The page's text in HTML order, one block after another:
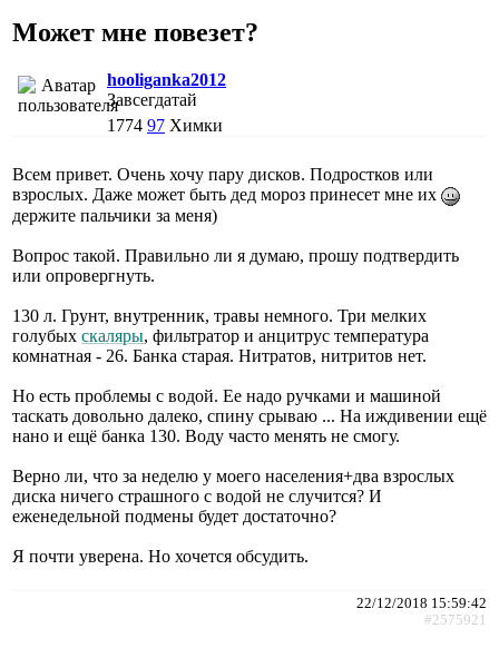
Может мне повезет?
hooliganka2012
Завсегдатай
1774 97 Химки
Всем привет. Очень хочу пару дисков. Подростков или
взрослых. Даже может быть дед мороз принесет мне их
держите пальчики за меня)
Вопрос такой. Правильно ли я думаю, прошу подтвердить
или опровергнуть.
130 л. Грунт, внутренник, травы немного. Три мелких
голубых скаляры, фильтратор и анцитрус температура
комнатная - 26. Банка старая. Нитратов, нитритов нет.
Но есть проблемы с водой. Ее надо ручками и машиной
таскать довольно далеко, спину срываю ... На иждивении ещё
нано и ещё банка 130. Воду часто менять не смогу.
Верно ли, что за неделю у моего населения+два взрослых
диска ничего страшного с водой не случится? И
еженедельной подмены будет достаточно?
Я почти уверена. Но хочется обсудить.
22/12/2018 15:59:42
#2575921